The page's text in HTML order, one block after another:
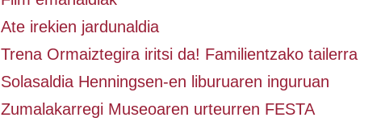
Ate irekien jardunaldia
Trena Ormaiztegira iritsi da! Familientzako tailerra
Solasaldia Henningsen-en liburuaren inguruan
Zumalakarregi Museoaren urteurren FESTA